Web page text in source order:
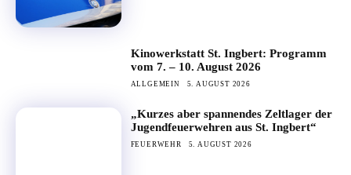
Kinowerkstatt St. Ingbert: Programm
vom 7. – 10. August 2026
ALLGEMEIN 5. AUGUST 2026
„Kurzes aber spannendes Zeltlager der
Jugendfeuerwehren aus St. Ingbert“
FEUERWEHR 5. AUGUST 2026